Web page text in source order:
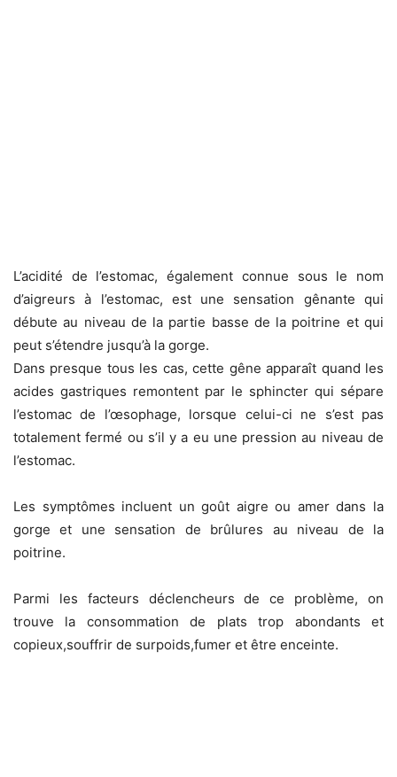
L’acidité de l’estomac, également connue sous le nom
d’aigreurs à l’estomac, est une sensation gênante qui
débute au niveau de la partie basse de la poitrine et qui
peut s’étendre jusqu’à la gorge.
Dans presque tous les cas, cette gêne apparaît quand les
acides gastriques remontent par le sphincter qui sépare
l’estomac de l’œsophage, lorsque celui-ci ne s’est pas
totalement fermé ou s’il y a eu une pression au niveau de
l’estomac.
Les symptômes incluent un goût aigre ou amer dans la
gorge et une sensation de brûlures au niveau de la
poitrine.
Parmi les facteurs déclencheurs de ce problème, on
trouve la consommation de plats trop abondants et
copieux,souffrir de surpoids,fumer et être enceinte.